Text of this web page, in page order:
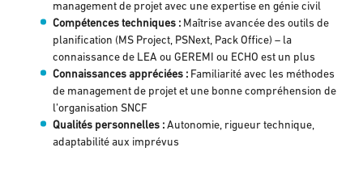
management de projet avec une expertise en génie civil
Compétences techniques : Maîtrise avancée des outils de
planification (MS Project, PSNext, Pack Office) – la
connaissance de LEA ou GEREMI ou ECHO est un plus
Connaissances appréciées : Familiarité avec les méthodes
de management de projet et une bonne compréhension de
l’organisation SNCF
Qualités personnelles : Autonomie, rigueur technique,
adaptabilité aux imprévus